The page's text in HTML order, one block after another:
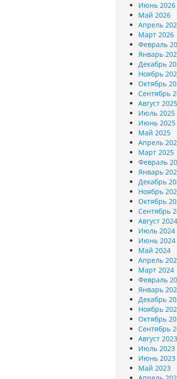
Июнь 2026
Май 2026
Апрель
Март 2026
Февраль
Январь
Декабрь
Ноябрь
Октябрь
Сентябрь
Август 2025
Июль 2025
Июнь 2025
Май 2025
Апрель
Март 2025
Февраль
Январь
Декабрь
Ноябрь
Октябрь
Сентябрь
Август 2024
Июль 2024
Июнь 2024
Май 2024
Апрель
Март 2024
Февраль
Январь
Декабрь
Ноябрь
Октябрь
Сентябрь
Август 2023
Июль 2023
Июнь 2023
Май 2023